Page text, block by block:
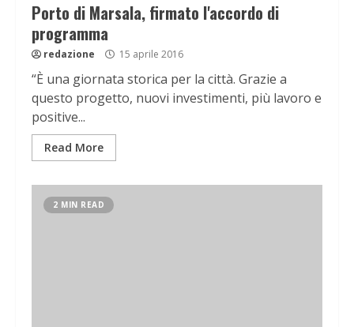
Porto di Marsala, firmato l'accordo di
programma
redazione 15 aprile 2016
“È una giornata storica per la città. Grazie a
questo progetto, nuovi investimenti, più lavoro e
positive...
Read More
2 MIN READ